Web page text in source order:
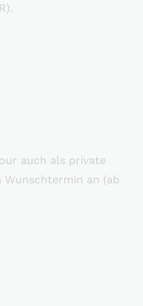
auch als private
Wunschtermin an (ab